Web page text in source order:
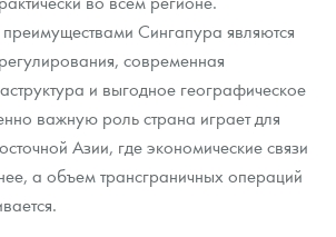
Сингапура являются
современная
и выгодное географическое
важную роль страна играет для
Азии, где экономические связи
а объем трансграничных операций